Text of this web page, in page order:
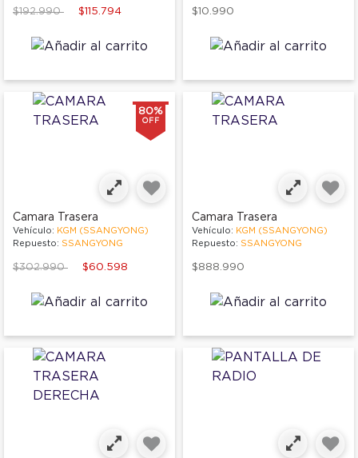
Price reduced from
$192.990to $115.794 $10.990
80%
OFF
Camara Trasera
Vehículo: KGM (SSANGYONG)
Repuesto: SSANGYONG
Price reduced from
$302.990to $60.598
Camara Trasera
Vehículo: KGM (SSANGYONG)
Repuesto: SSANGYONG
$888.990